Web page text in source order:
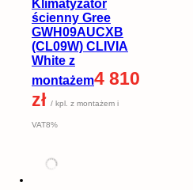
Klimatyzator
ścienny Gree
GWH09AUCXB
(CL09W) CLIVIA
White z
montażem4 810
zł / kpl. z montażem i
VAT8%